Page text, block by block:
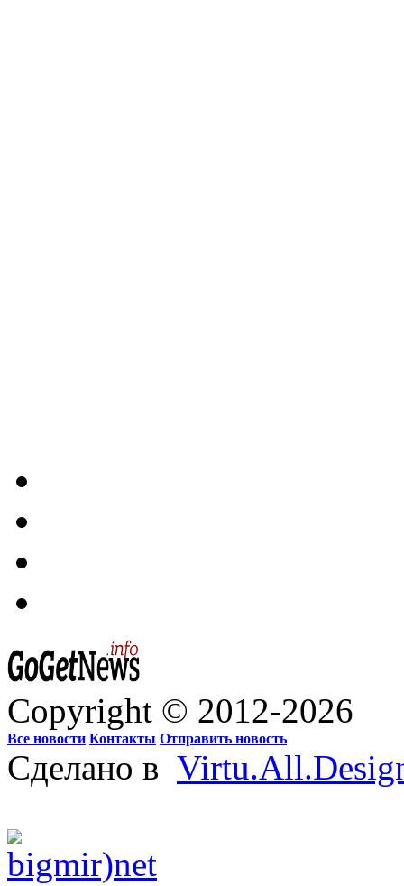
Copyright © 2012-2026
Все новости Контакты Отправить новость
Сделано в